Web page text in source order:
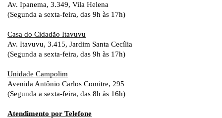
Av. Ipanema, 3.349, Vila Helena
(Segunda a sexta-feira, das 9h às 17h)
Casa do Cidadão Itavuvu
Av. Itavuvu, 3.415, Jardim Santa Cecília
(Segunda a sexta-feira, das 9h às 17h)
Unidade Campolim
Avenida Antônio Carlos Comitre, 295
(Segunda a sexta-feira, das 8h às 16h)
Atendimento por Telefone